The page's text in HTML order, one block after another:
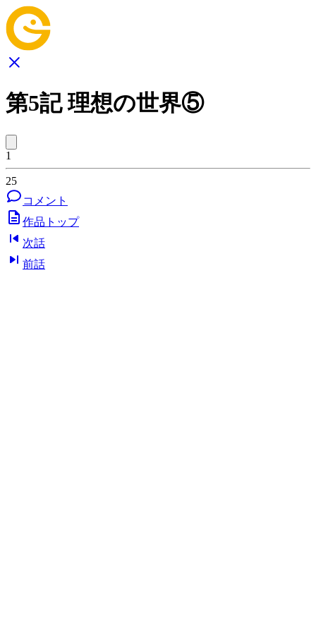
第5記 理想の世界⑤
1
25
コメント
作品トップ
次話
前話